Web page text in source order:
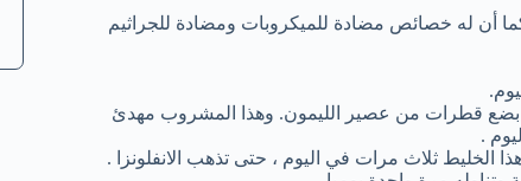
كما أن له خصائص مضادة للميكروبات ومضادة للجراثيم
قطرات من عصير الليمون. وهذا المشروب مهدئ
.
ثلاث مرات في اليوم ، حتى تذهب الانفلونزا .